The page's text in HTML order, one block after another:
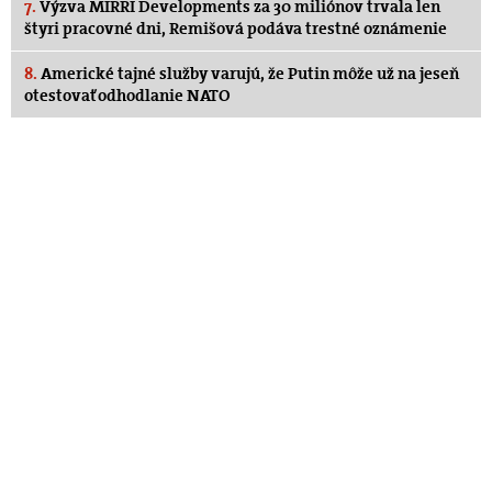
7. Výzva MIRRI Developments za 30 miliónov trvala len
štyri pracovné dni, Remišová podáva trestné oznámenie
8. Americké tajné služby varujú, že Putin môže už na jeseň
otestovať odhodlanie NATO